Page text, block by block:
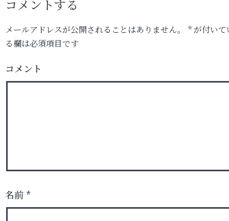
コメントする
メールアドレスが公開されることはありません。 *が付いて
る欄は必須項目です
コメント
名前 *